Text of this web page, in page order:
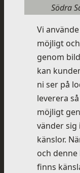
Södra
Vi
möjligt
genom
kan
ni ser på
leverera
möjligt
vänder
känslor.
och
finns